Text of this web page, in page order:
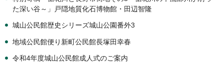
た深い谷～」戸隠地質化石博物館・田辺智隆
城山公民館歴史シリーズ城山公園番外3
地域公民館便り新町公民館長塚田幸春
令和4年度城山公民館成人式のご案内